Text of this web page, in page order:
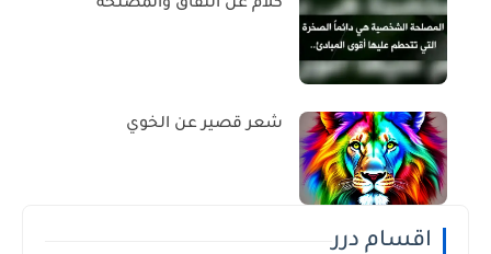
كلام عن النفاق والمصلحه
شعر قصير عن الخوي
اقسام درر